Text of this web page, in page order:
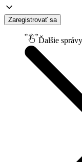
Zaregistrovať sa
Ďalšie